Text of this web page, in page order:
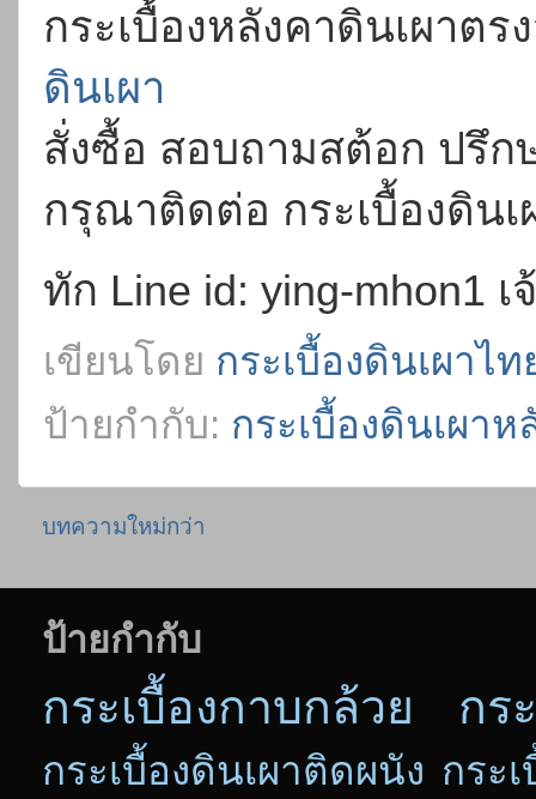
กระเบื้องหลังคาดินเผาตร
ดินเผา
สั่งซื้อ สอบถามสต้อก ปรึก
กรุณาติดต่อ กระเบื้องดินเ
ทัก Line id: ying-mhon1
เขียนโดย กระเบื้องดินเผาไท
ป้ายกำกับ: กระเบื้องดินเผาห
บทความใหม่กว่า
ป้ายกำกับ
กระเบื้องกาบกล้วย กร
กระเบื้องดินเผาติดผนัง กระ